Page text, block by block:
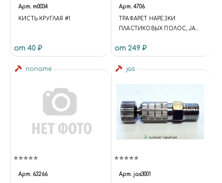
Арт. m0034
КИСТЬ КРУГЛАЯ #1
от 40 ₽
Арт. 4706
ТРАФАРЕТ НАРЕЗКИ
ПЛАСТИКОВЫХ ПОЛОС, JAS
от 249 ₽
noname
Арт. 63266
jas
Арт. jas3001